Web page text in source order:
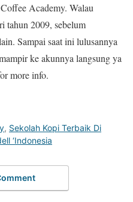
Academy. Walau
tahun 2009, sebelum
Sampai saat ini lulusannya
ke akunnya langsung ya
more info.
, Sekolah Kopi Terbaik Di
‘Indonesia